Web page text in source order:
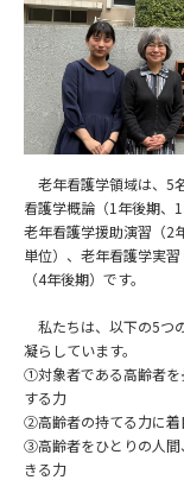
老年看護学領域は、5
看護学概論（1年後期、
老年看護学援助演習（2
単位）、老年看護学実
（4年後期）です。
私たちは、以下の5つ
凝らしています。
①対象者である高齢者を
する力
②高齢者の持てる力に着
③高齢者をひとりの人間
きる力